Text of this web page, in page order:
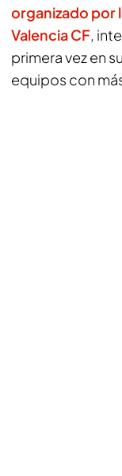
organizado por
Valencia CF,
primera vez en
equipos con